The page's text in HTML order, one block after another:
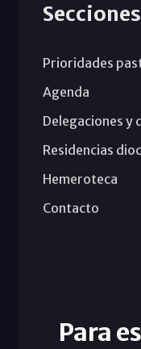
Secciones
Prioridades
Agenda
Delegaciones y
Residencias
Hemeroteca
Contacto
Para